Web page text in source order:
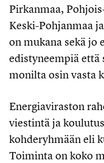
Pirkanmaa,
Keski-Pohjanmaa
on mukana sekä jo
edistyneempiä että
monilta osin vasta
Energiaviraston
viestintä ja
kohderyhmään eli
Toiminta on koko